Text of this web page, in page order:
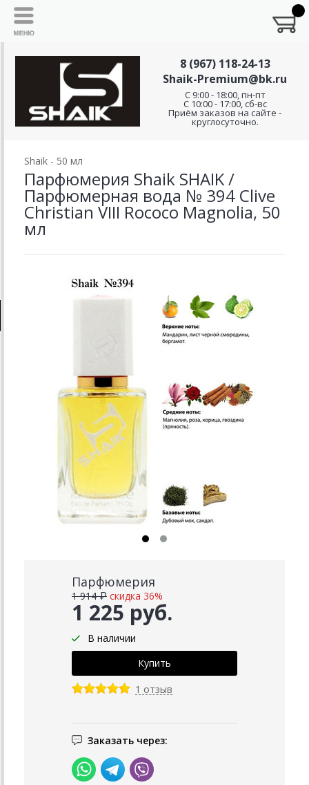
8 (967) 118-24-13
Shaik-Premium@bk.ru
C 9:00 - 18:00, пн-пт
С 10:00 - 17:00, сб-вс
Приём заказов на сайте -
круглосуточно.
Shaik - 50 мл
Парфюмерия Shaik SHAIK /
Парфюмерная вода № 394 Clive
Christian VIII Rococo Magnolia, 50
мл
Парфюмерия
1 225 руб.
1 914 ₽ скидка 36%
В наличии
1 отзыв
Заказать через: